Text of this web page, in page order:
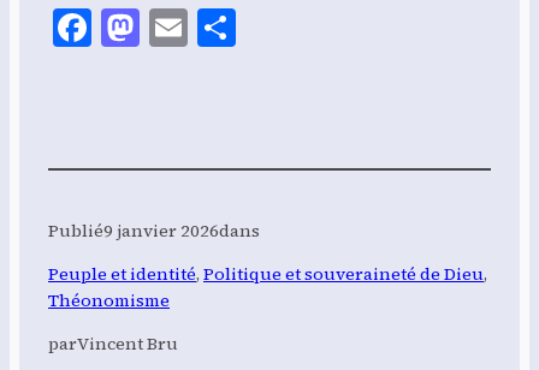
Facebook
Mastodon
Email
Publié9 janvier 2026dans
Peuple et identité, Politique et souveraineté de Dieu
Théonomisme
parVincent Bru